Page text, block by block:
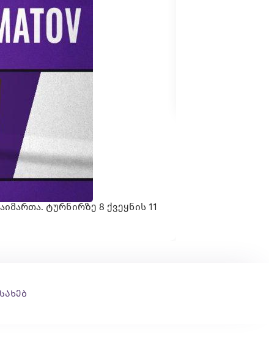
ტურნირზე 8 ქვეყნის 11